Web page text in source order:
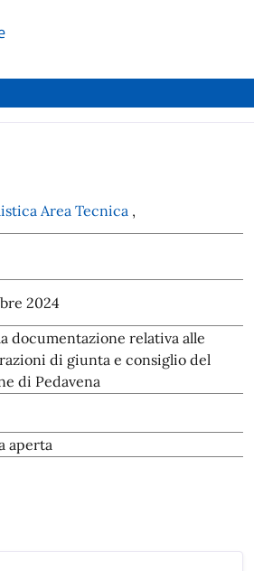
Area Tecnica ,
2024
documentazione relativa alle
di giunta e consiglio del
di Pedavena
aperta